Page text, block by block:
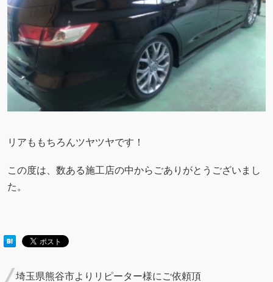
リアももちろんツヤツヤです！
この度は、数ある施工店の中からごありがとうございまし
た。
埼玉県熊谷市よりリピーター様にご依頼頂